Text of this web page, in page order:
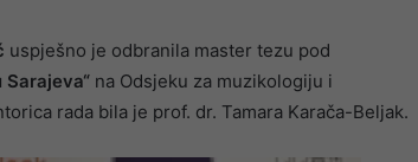
uspješno je odbranila master tezu pod
na Odsjeku za muzikologiju i
rada bila je prof. dr. Tamara Karača-Beljak.